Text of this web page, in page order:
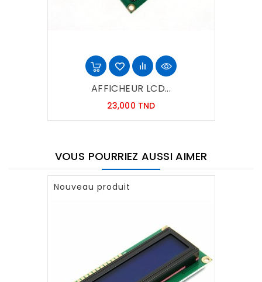
AFFICHEUR LCD...
23,000 TNDPrix
VOUS POURRIEZ AUSSI AIMER
Nouveau produit